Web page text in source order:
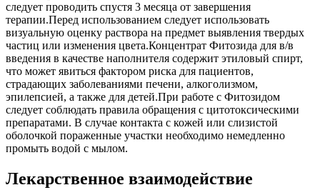
следует проводить спустя 3 месяца от завершения
терапии.Перед использованием следует использовать
визуальную оценку раствора на предмет выявления твердых
частиц или изменения цвета.Концентрат Фитозида для в/в
введения в качестве наполнителя содержит этиловый спирт,
что может явиться фактором риска для пациентов,
страдающих заболеваниями печени, алкоголизмом,
эпилепсией, а также для детей.При работе с Фитозидом
следует соблюдать правила обращения с цитотоксическими
препаратами. В случае контакта с кожей или слизистой
оболочкой пораженные участки необходимо немедленно
промыть водой с мылом.
Лекарственное взаимодействие